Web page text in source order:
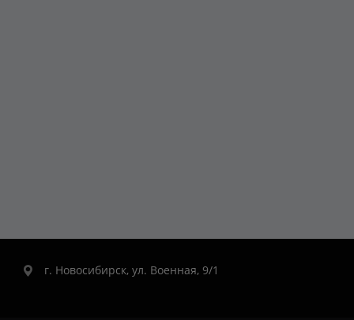
г. Новосибирск, ул. Военная, 9/1